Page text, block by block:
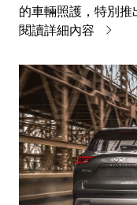
的車輛照護，特別推
節健檢活動(註1)，
遊準備，讓每段旅途
閱讀詳細內容